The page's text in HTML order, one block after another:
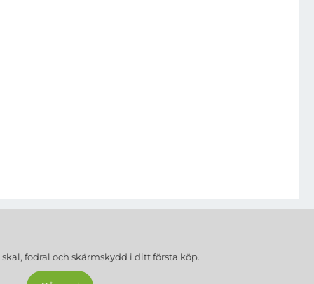
skal, fodral och skärmskydd i ditt första köp.